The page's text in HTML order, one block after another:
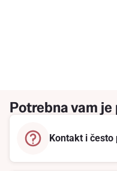
Potrebna vam je
Kontakt i